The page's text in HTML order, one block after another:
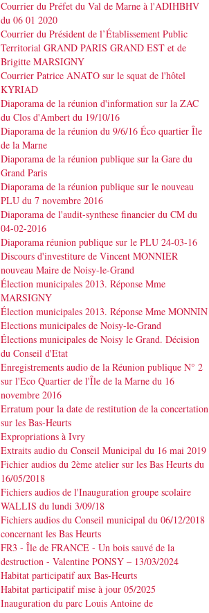
Courrier du Préfet du Val de Marne à l'ADIHBHV
du 06 01 2020
Courrier du Président de l’Établissement Public
Territorial GRAND PARIS GRAND EST et de
Brigitte MARSIGNY
Courrier Patrice ANATO sur le squat de l'hôtel
KYRIAD
Diaporama de la réunion d'information sur la ZAC
du Clos d'Ambert du 19/10/16
Diaporama de la réunion du 9/6/16 Éco quartier Île
de la Marne
Diaporama de la réunion publique sur la Gare du
Grand Paris
Diaporama de la réunion publique sur le nouveau
PLU du 7 novembre 2016
Diaporama de l'audit-synthese financier du CM du
04-02-2016
Diaporama réunion publique sur le PLU 24-03-16
Discours d'investiture de Vincent MONNIER
nouveau Maire de Noisy-le-Grand
Élection municipales 2013. Réponse Mme
MARSIGNY
Élection municipales 2013. Réponse Mme MONNIN
Elections municipales de Noisy-le-Grand
Élections municipales de Noisy le Grand. Décision
du Conseil d'Etat
Enregistrements audio de la Réunion publique N° 2
sur l'Eco Quartier de l'Île de la Marne du 16
novembre 2016
Erratum pour la date de restitution de la concertation
sur les Bas-Heurts
Expropriations à Ivry
Extraits audio du Conseil Municipal du 16 mai 2019
Fichier audios du 2ème atelier sur les Bas Heurts du
16/05/2018
Fichiers audios de l'Inauguration groupe scolaire
WALLIS du lundi 3/09/18
Fichiers audios du Conseil municipal du 06/12/2018
concernant les Bas Heurts
FR3 - Île de FRANCE - Un bois sauvé de la
destruction - Valentine PONSY – 13/03/2024
Habitat participatif aux Bas-Heurts
Habitat participatif mise à jour 05/2025
Inauguration du parc Louis Antoine de